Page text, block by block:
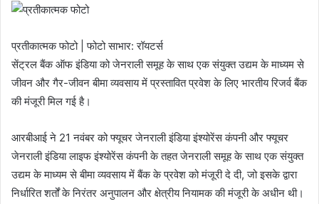
प्रतीकात्मक फोटो | फोटो साभार: रॉयटर्स
सेंट्रल बैंक ऑफ इंडिया को जेनराली समूह के साथ एक संयुक्त उद्यम के माध्यम से
जीवन और गैर-जीवन बीमा व्यवसाय में प्रस्तावित प्रवेश के लिए भारतीय रिजर्व बैंक
की मंजूरी मिल गई है।
आरबीआई ने 21 नवंबर को फ्यूचर जेनराली इंडिया इंश्योरेंस कंपनी और फ्यूचर
जेनराली इंडिया लाइफ इंश्योरेंस कंपनी के तहत जेनराली समूह के साथ एक संयुक्त
उद्यम के माध्यम से बीमा व्यवसाय में बैंक के प्रवेश को मंजूरी दे दी, जो इसके द्वारा
निर्धारित शर्तों के निरंतर अनुपालन और क्षेत्रीय नियामक की मंजूरी के अधीन थी।